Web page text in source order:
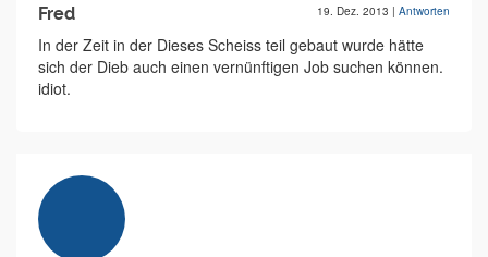
Fred 19. Dez. 2013 | Antworten
In der Zeit in der Dieses Scheiss teil gebaut wurde hätte
sich der Dieb auch einen vernünftigen Job suchen können.
idiot.